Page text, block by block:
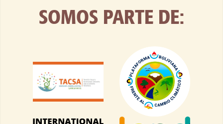
SOMOS PARTE DE: